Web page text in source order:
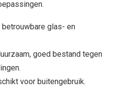
glas- en
goed bestand tegen
voor buitengebruik.